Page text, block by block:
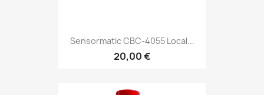
Sensormatic CBC-4055 Local...
20,00 €